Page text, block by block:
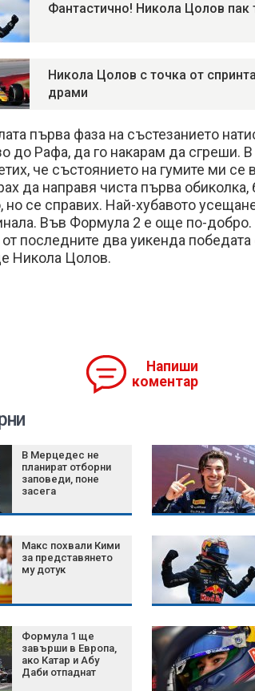
Фантастично! Никола Цолов
Никола Цолов с точка от
драми
първа фаза на състезанието
до Рафа, да го накарам да сгреши.
че състоянието на гумите ми се
да направя чиста първа
но се справих. Най-хубавото
Във Формула 2 е още по-добро.
последните два уикенда
Никола Цолов.
Напиши
коментар
В Мерцедес не
планират отборни
заповеди, поне
засега
Макс похвали Кими
за представянето
му дотук
Формула 1 ще
завърши в Европа,
ако Катар и Абу
Даби отпаднат